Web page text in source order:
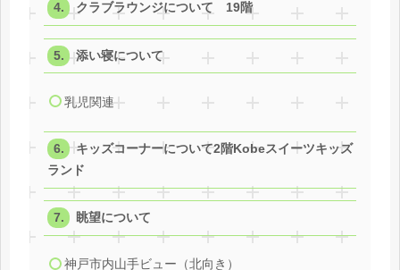
クラブラウンジについて 19階
添い寝について
乳児関連
キッズコーナーについて2階Kobeスイーツキッズ
ランド
眺望について
神戸市内山手ビュー（北向き）